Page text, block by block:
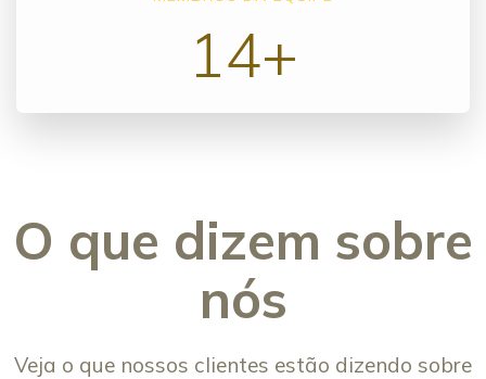
14+
O que dizem sobre
nós
Veja o que nossos clientes estão dizendo sobre